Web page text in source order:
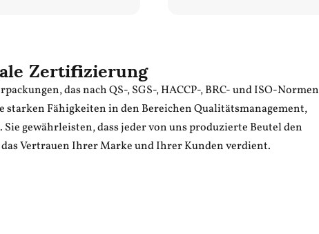
Zertifizierung
das nach QS-, SGS-, HACCP-, BRC- und ISO-Normen
Fähigkeiten in den Bereichen Qualitätsmanagement,
gewährleisten, dass jeder von uns produzierte Beutel den
Vertrauen Ihrer Marke und Ihrer Kunden verdient.